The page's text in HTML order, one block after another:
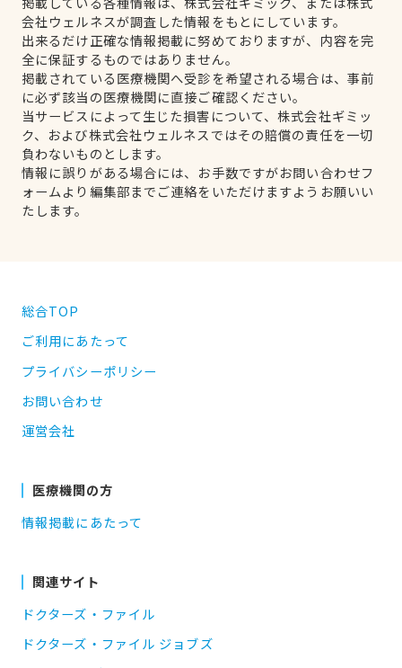
会社ウェルネスが調査した情報をもとにしています。
出来るだけ正確な情報掲載に努めておりますが、内容を完
全に保証するものではありません。
掲載されている医療機関へ受診を希望される場合は、事前
に必ず該当の医療機関に直接ご確認ください。
当サービスによって生じた損害について、株式会社ギミッ
ク、および株式会社ウェルネスではその賠償の責任を一切
負わないものとします。
情報に誤りがある場合には、お手数ですがお問い合わせフ
ォームより編集部までご連絡をいただけますようお願いい
たします。
総合TOP
ご利用にあたって
プライバシーポリシー
お問い合わせ
運営会社
医療機関の方
情報掲載にあたって
関連サイト
ドクターズ・ファイル
ドクターズ・ファイル ジョブズ